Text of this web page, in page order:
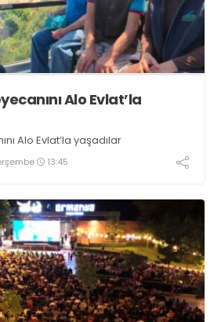
Alo Evlat’la
Alo Evlat’la yaşadılar
13:45